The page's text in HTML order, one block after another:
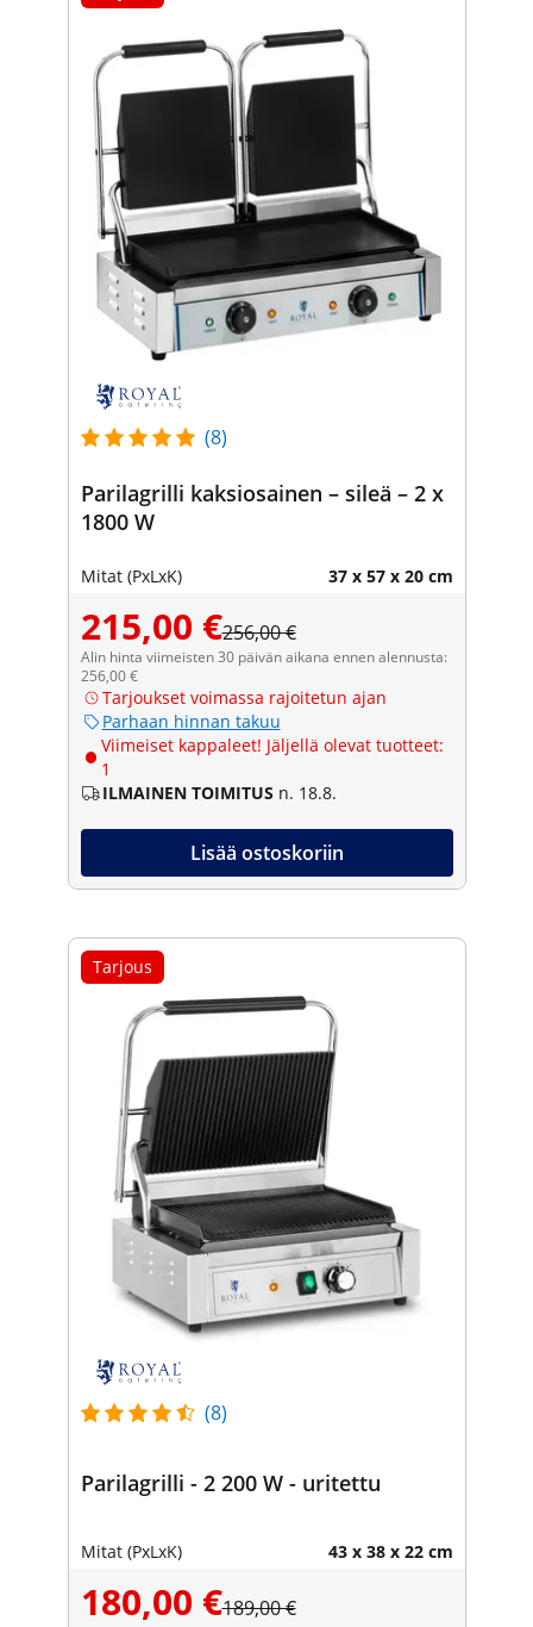
(8)
Parilagrilli kaksiosainen – sileä – 2 x
1800 W
Mitat (PxLxK) 37 x 57 x 20 cm
215,00 €256,00 €
Alin hinta viimeisten 30 päivän aikana ennen alennusta:
256,00 €
Tarjoukset voimassa rajoitetun ajan
Parhaan hinnan takuu
Viimeiset kappaleet! Jäljellä olevat tuotteet:
1
ILMAINEN TOIMITUS n. 18.8.
Lisää ostoskoriin
Tarjous
(8)
Parilagrilli - 2 200 W - uritettu
Mitat (PxLxK) 43 x 38 x 22 cm
180,00 €189,00 €